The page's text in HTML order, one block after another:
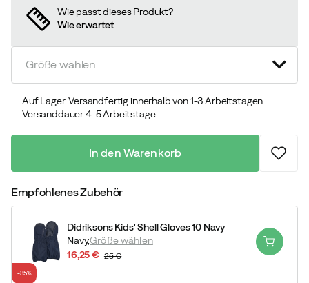
Wie passt dieses Produkt?
Wie erwartet
Größe wählen
Auf Lager. Versandfertig innerhalb von 1-3 Arbeitstagen.
Versanddauer 4-5 Arbeitstage.
In den Warenkorb
Empfohlenes Zubehör
Didriksons Kids' Shell Gloves 10 Navy
Navy,Größe wählen
16,25 € 25 €
-35%